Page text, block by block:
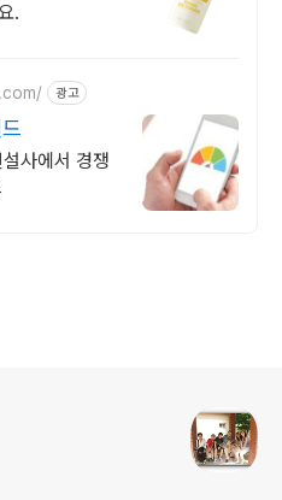
.
광고
사에서 경쟁